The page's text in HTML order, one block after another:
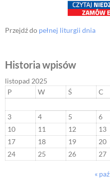
Przejdź do pełnej liturgii dnia
Historia wpisów
listopad 2025
P
W Ś C
3
4 5 6
10
11 12 13
17
18 19 20
24
25 26 27
« paź